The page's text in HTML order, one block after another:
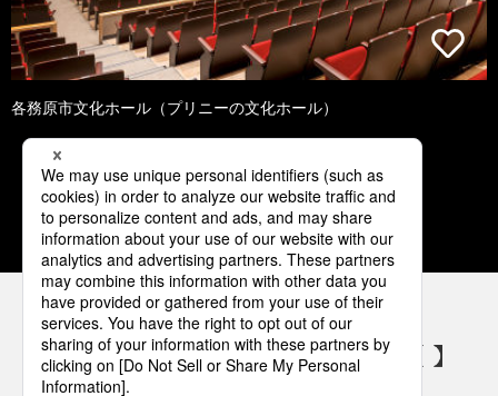
各務原市文化ホール（プリニーの文化ホール）
1 2 3 4 5
パナソニックの電気設備 SNSアカウント